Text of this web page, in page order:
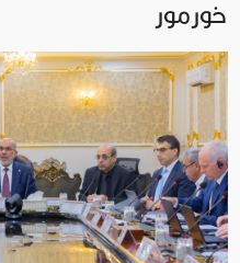
خورمور